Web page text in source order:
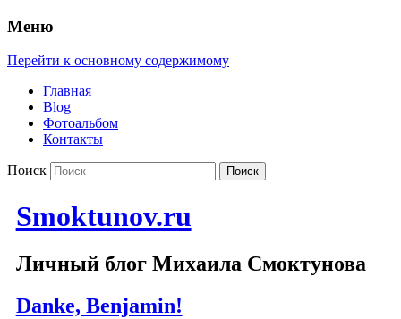
Меню
Перейти к основному содержимому
Главная
Blog
Фотоальбом
Контакты
Поиск
Smoktunov.ru
Личный блог Михаила Смоктунова
Danke, Benjamin!